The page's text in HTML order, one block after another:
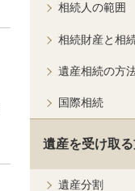
相続人の範囲
相続財産と相
遺産相続の方
国際相続
遺産を受け取
遺産分割